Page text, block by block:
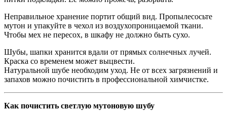
Неправильное хранение портит общий вид. Пропылесосьте
мутон и упакуйте в чехол из воздухопроницаемой ткани.
Чтобы мех не пересох, в шкафу не должно быть сухо.
Шубы, шапки хранится вдали от прямых солнечных лучей.
Краска со временем может выцвести.
Натуральной шубе необходим уход. Не от всех загрязнений и
запахов можно почистить в профессиональной химчистке.
Как почистить светлую мутоновую шубу